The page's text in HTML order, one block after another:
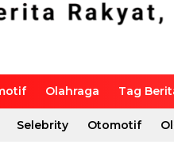
Olahraga Tag
Selebrity Otomotif